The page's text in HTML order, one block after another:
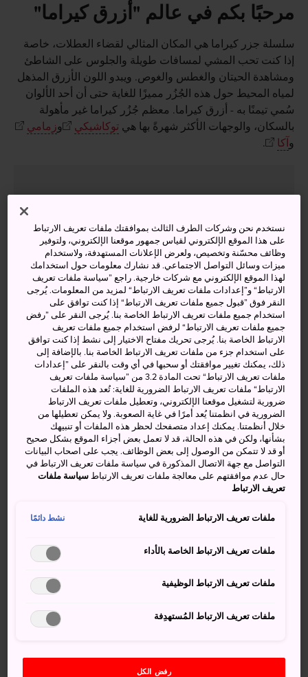
مرحبًا بكم في عالم "أزرق كيراما"
سلسلة جزر كيراما هي المكان المثالي لقضاء العطلات، خاصة
إذا كنت تحب المشي لمسافات طويلة والجلوس على الشاطئ
ومشاهدة الحيتان والغطس والغوص. ويبدو اللون الأزرق المذهل
لمياه المحيط حول هذه الجُزُر مميزًا للغاية حتى أن أحد الألوان
سُمي تيمنًا به - أزرق كيراما. معظم جُزُر كيراما غير مأهولة
بالسكان، والوجهات الأكثر شهرةً بها هي توكاشيكي وزمامي
وآكا .
نخبة من أفضل الشواطئ الرملية في جزيرة أوكيناوا
الاستمتاع بأنشطة الغوص العميق والغطس السطحي
الرائعة والمناسبة لكل المستويات
مشاهدة الحوت الأحدب في فصل الشتاء
نستخدم نحن وشركات الطرف الثالث بموافقتك ملفات تعريف الارتباط
على هذا الموقع الإلكتروني لقياس جمهور موقعنا الإلكتروني، ولتوفير
وظائف محسّنة وتخصيص، ولعرض الإعلانات المستهدفة، ولاستخدام
ميزات وسائل التواصل الاجتماعي. قد نشارك معلومات حول استخدامك
لهذا الموقع الإلكتروني مع شركات خارجية. راجع ”سياسة ملفات تعريف
الارتباط“ و”إعدادات ملفات تعريف الارتباط“ لمزيد من المعلومات. يُرجى
النقر فوق ”قبول جميع ملفات تعريف الارتباط“ إذا كنت توافق على
استخدام جميع ملفات تعريف الارتباط الخاصة بنا. يُرجى النقر على ”رفض
جميع ملفات تعريف الارتباط“ لرفض استخدام جميع ملفات تعريف
الارتباط الخاصة بنا. يُرجى تحريك مفتاح الاختيار إلى نشط إذا كنت توافق
على استخدام جزء من ملفات تعريف الارتباط الخاصة بنا. بالإضافة إلى
ذلك، يمكنك تغيير موافقتك أو سحبها في أي وقت بالنقر على ”إعدادات
ملفات تعريف الارتباط“ تحت المادة 3.2 من ”سياسة ملفات تعريف
الارتباط“ ملفات تعريف الارتباط الضرورية للغاية: تُعد هذه الملفات
ضرورية لتشغيل موقعنا الإلكتروني، وتعطيل ملفات تعريف الارتباط
الضرورية في انظمتنا يُعد أمرًا في غاية الصعوبة. ولا يمكن تعطيلها من
خلال أنظمتنا. يمكنك إعداد متصفحك لحظر هذه الملفات أو تنبيهك
بشأنها، ولكن في هذه الحالة، قد لا تعمل بعض أجزاء الموقع بشكل صحيح
أو قد لا تتمكن من الوصول إلى بعض الوظائف. يجب على اصحاب البيانات
التواصل مع جهة الاتصال المذكورة في سياسة ملفات تعريف الارتباط في
حال عدم موافقتهم على معالجة ملفات تعريف الارتباطسياسة ملفات
تعريف الارتباط
ملفات تعريف الارتباط الضرورية للغاية نشط دائمًا
ملفات تعريف الارتباط الخاصة بالأداء
ملفات تعريف الارتباط الوظيفية
ملفات تعريف الارتباط المُستهدِفة
رفض الكل